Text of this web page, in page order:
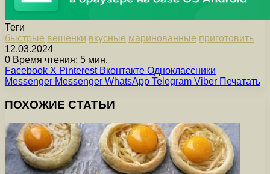
Теги
быстрые вешенки вкусные маринованные приготовить
12.03.2024
0 Время чтения: 5 мин.
Facebook X Pinterest Вконтакте Одноклассники
Messenger Messenger WhatsApp Telegram Viber Печатать
ПОХОЖИЕ СТАТЬИ